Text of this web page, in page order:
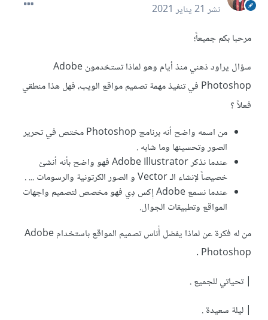
نشر21 يناير 2021
مرحبا بكم جميعاً؛
سؤال يراود ذهني منذ أيام وهو لماذا تستخدمون Adobe
Photoshop في تنفيذ مهمة تصميم مواقع الويب، فهل هذا منطقي
فعلاً ؟
من اسمه واضح أنه برنامج Photoshop مختص في تحرير
الصور وتحسينها وما شابه .
عندما نذكر Adobe Illustrator فهو واضح بأنه أنشئ
خصيصاً لإنشاء الـ Vector و الصور الكرتونية والرسومات ... .
عندما نسمع Adobe إِكس دِي فهو مخصص لتصميم واجهات
المواقع وتطبيقات الجوال.
من له فكرة عن لماذا يفضل أُناس تصميم المواقع باستخدام Adobe
Photoshop .
| تحياتي للجميع .
| ليلة سعيدة .